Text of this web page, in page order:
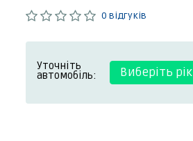
0 відгуків
Уточніть
автомобіль: Виберіть рік